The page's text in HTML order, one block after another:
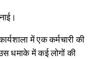
में एक कर्मचारी की
धमाके में कई लोगों की